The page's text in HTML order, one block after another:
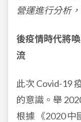
營運進行分析
後疫情時代將
流
此次 Covid-19
的意識。舉
根據 《2020